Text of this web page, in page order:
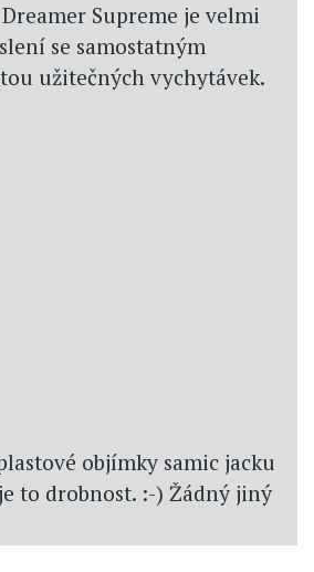
Supreme je velmi
se samostatným
užitečných vychytávek.
objímky samic jacku
to drobnost. :-) Žádný jiný